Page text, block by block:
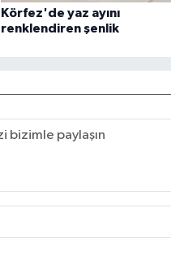
Körfez'de yaz ayını
renklendiren şenlik